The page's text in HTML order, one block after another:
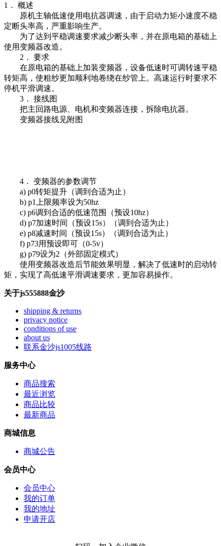
1． 概述
原机主轴低速使用电抗器调速，由于启动力矩小速度不稳
定断头率高，严重影响生产。
为了达到平稳调速要求减少断头率，并在原电箱的基础上
使用变频器改造。
2． 要求
在原电箱的基础上加装变频器，设备低速时可调转速平稳
转矩高，使粗纱更加顺利地卷绕在纱管上。高速运行时要求不
停机平滑调速。
3． 接线图
把主回路电源、电机和变频器连接，拆除电抗器。
变频器接线见附图
4． 变频器的参数调节
a) p0转矩提升（调到合适为止）
b) p1上限频率设为50hz
c) p6调到合适的低速范围（预设10hz）
d) p7加速时间（预设15s）（调到合适为止）
e) p8减速时间（预设15s）（调到合适为止）
f) p73用预设即可（0-5v）
g) p79设为2（外部固定模式）
使用变频器改造后节能效果明显，解决了低速时的启动转
矩，实现了高低速平滑调速要求，更加容易操作。
关于js555888金沙
shipping & returns
privacy notice
conditions of use
about us
联系金沙js1005线路
服务中心
商品搜索
最近浏览
商品比较
最新商品
商城信息
商城公告
会员中心
会员中心
我的订单
我的地址
申请开店